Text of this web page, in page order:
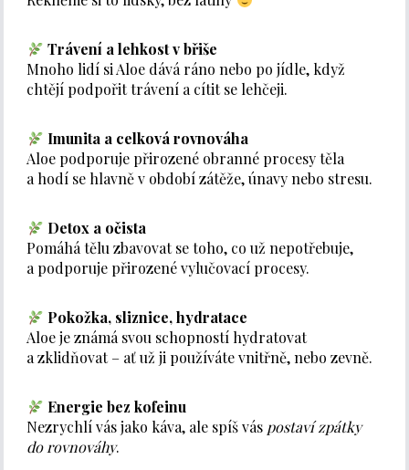
Trávení a lehkost v břiše
Mnoho lidí si Aloe dává ráno nebo po jídle, když
chtějí podpořit trávení a cítit se lehčeji.
Imunita a celková rovnováha
Aloe podporuje přirozené obranné procesy těla
a hodí se hlavně v období zátěže, únavy nebo stresu.
Detox a očista
Pomáhá tělu zbavovat se toho, co už nepotřebuje,
a podporuje přirozené vylučovací procesy.
Pokožka, sliznice, hydratace
Aloe je známá svou schopností hydratovat
a zklidňovat – ať už ji používáte vnitřně, nebo zevně.
Energie bez kofeinu
Nezrychlí vás jako káva, ale spíš vás postaví zpátky
do rovnováhy.